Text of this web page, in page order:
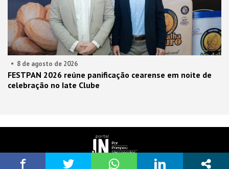
8 de agosto de 2026
FESTPAN 2026 reúne panificação cearense em noite de
celebração no Iate Clube